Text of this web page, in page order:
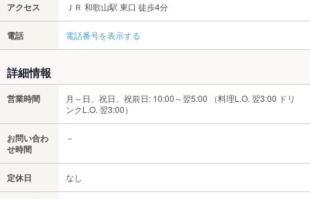
アクセス ＪＲ 和歌山駅 東口 徒歩4分
電話 電話番号を表示する
詳細情報
営業時間
月～日、祝日、祝前日: 10:00～翌5:00 （料理L.O. 翌3:00 ドリ
ンクL.O. 翌3:00）
お問い合わ
せ時間
－
定休日 なし